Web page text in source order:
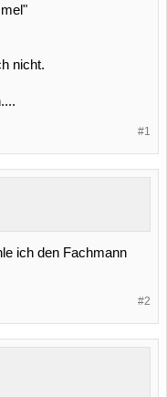
nicht.
#1
ich den Fachmann
#2